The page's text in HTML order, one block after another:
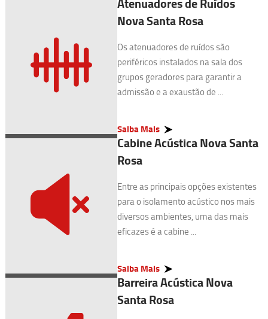
Nova Santa Rosa
Os atenuadores de ruídos são
periféricos instalados na sala dos
grupos geradores para garantir a
admissão e a exaustão de ...
Saiba Mais
Cabine Acústica Nova Santa
Rosa
Entre as principais opções existentes
para o isolamento acústico nos mais
diversos ambientes, uma das mais
eficazes é a cabine ...
Saiba Mais
Barreira Acústica Nova
Santa Rosa